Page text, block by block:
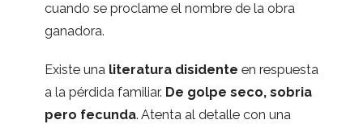
cuando se pro­clame el nom­bre de la obra
ganadora.
Existe una lite­ra­tura disi­dente en res­puesta
a la pér­dida fami­liar. De golpe seco, sobria
pero fecunda. Atenta al deta­lle con una